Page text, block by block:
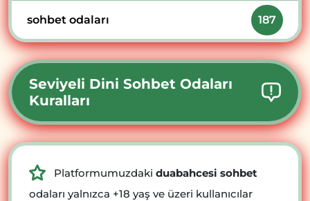
sohbet odaları 187
Seviyeli Dini Sohbet Odaları
Kuralları
Platformumuzdaki duabahcesi sohbet
odaları yalnızca +18 yaş ve üzeri kullanıcılar